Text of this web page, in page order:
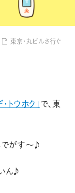
東京・丸ビルさ行ぐ
・トウホク」で、東
でがす〜♪
ん♪